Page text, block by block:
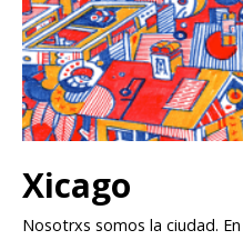
Xicago
Nosotrxs somos la ciudad.